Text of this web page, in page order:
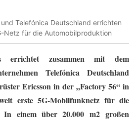
Telefónica Deutschland errichten
Netz für die Automobilproduktion
errichtet zusammen mit dem
Telefónica Deutschland
Ericsson in der „Factory 56“ in
erste 5G-Mobilfunknetz für die
In einem über 20.000 m2 großen